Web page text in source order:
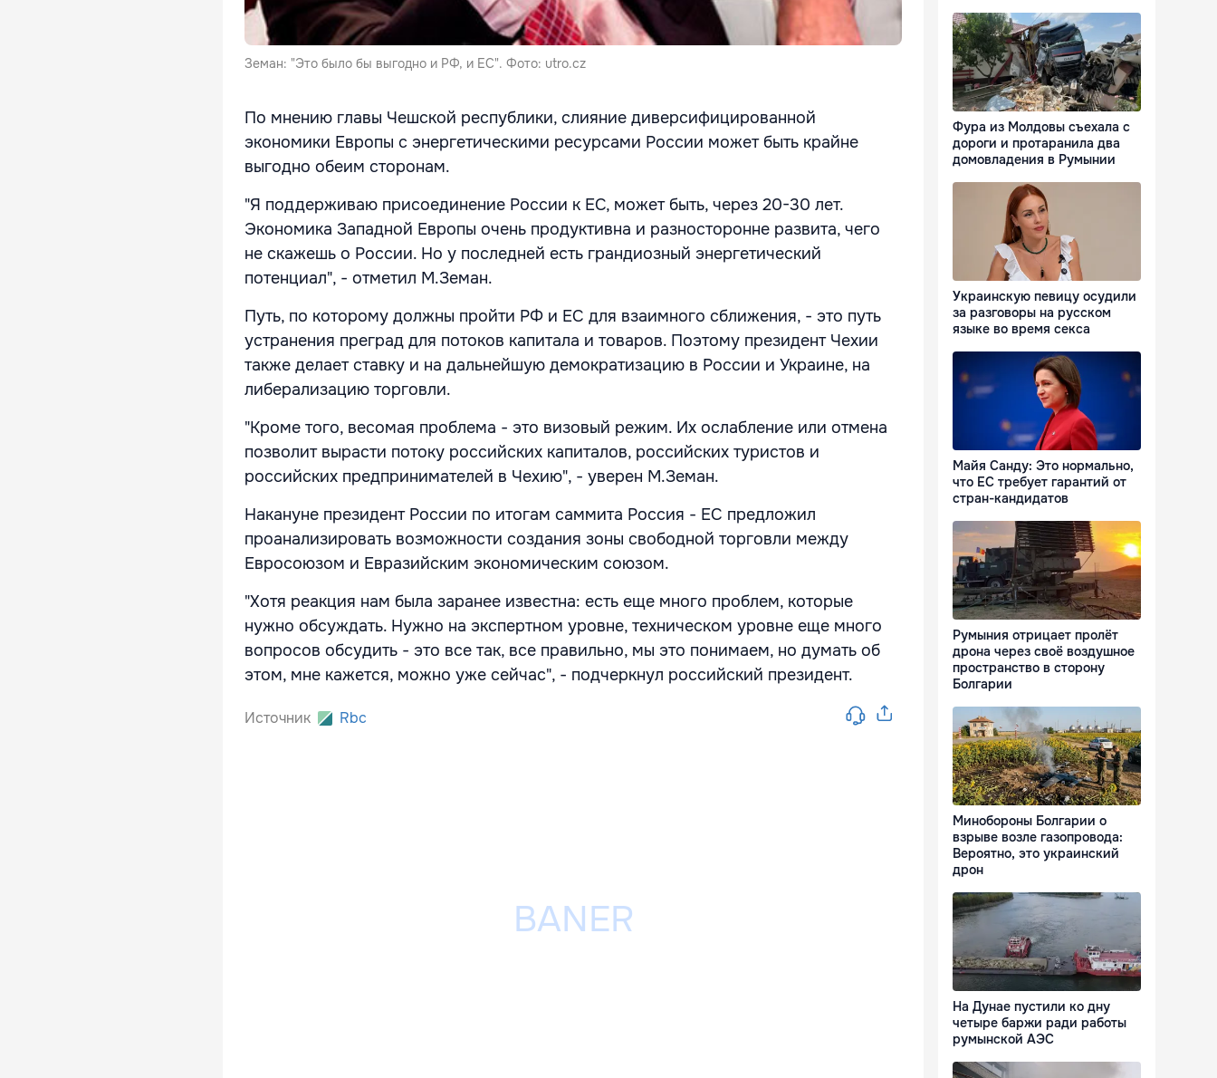
Земан: "Это было бы выгодно и РФ, и ЕС". Фото: utro.cz
По мнению главы Чешской республики, слияние диверсифицированной
экономики Европы с энергетическими ресурсами России может быть крайне
выгодно обеим сторонам.
"Я поддерживаю присоединение России к ЕС, может быть, через 20-30 лет.
Экономика Западной Европы очень продуктивна и разносторонне развита, чего
не скажешь о России. Но у последней есть грандиозный энергетический
потенциал", - отметил М.Земан.
Путь, по которому должны пройти РФ и ЕС для взаимного сближения, - это путь
устранения преград для потоков капитала и товаров. Поэтому президент Чехии
также делает ставку и на дальнейшую демократизацию в России и Украине, на
либерализацию торговли.
"Кроме того, весомая проблема - это визовый режим. Их ослабление или отмена
позволит вырасти потоку российских капиталов, российских туристов и
российских предпринимателей в Чехию", - уверен М.Земан.
Накануне президент России по итогам саммита Россия - ЕС предложил
проанализировать возможности создания зоны свободной торговли между
Евросоюзом и Евразийским экономическим союзом.
"Хотя реакция нам была заранее известна: есть еще много проблем, которые
нужно обсуждать. Нужно на экспертном уровне, техническом уровне еще много
вопросов обсудить - это все так, все правильно, мы это понимаем, но думать об
этом, мне кажется, можно уже сейчас", - подчеркнул российский президент.
Источник Rbc
Фура из Молдовы съехала с
дороги и протаранила два
домовладения в Румынии
Украинскую певицу осудили
за разговоры на русском
языке во время секса
Майя Санду: Это нормально,
что ЕС требует гарантий от
стран-кандидатов
Румыния отрицает пролёт
дрона через своё воздушное
пространство в сторону
Болгарии
Минобороны Болгарии о
взрыве возле газопровода:
Вероятно, это украинский
дрон
На Дунае пустили ко дну
четыре баржи ради работы
румынской АЭС